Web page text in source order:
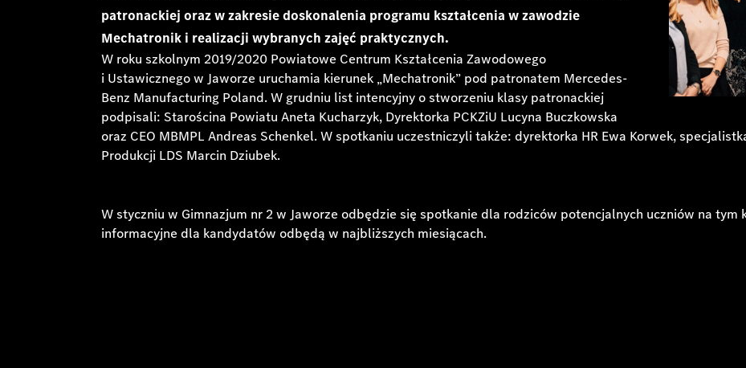
patronackiej oraz w zakresie doskonalenia programu kształcenia w zawodzie
Mechatronik i realizacji wybranych zajęć praktycznych.
W roku szkolnym 2019/2020 Powiatowe Centrum Kształcenia Zawodowego
i Ustawicznego w Jaworze uruchamia kierunek „Mechatronik” pod patronatem Mercedes-
Benz Manufacturing Poland. W grudniu list intencyjny o stworzeniu klasy patronackiej
podpisali: Starościna Powiatu Aneta Kucharzyk, Dyrektorka PCKZiU Lucyna Buczkowska
oraz CEO MBMPL Andreas Schenkel. W spotkaniu uczestniczyli także: dyrektorka HR Ewa Korwek,
Produkcji LDS Marcin Dziubek.
W styczniu w Gimnazjum nr 2 w Jaworze odbędzie się spotkanie dla rodziców potencjalnych uczniów na tym
informacyjne dla kandydatów odbędą w najbliższych miesiącach.